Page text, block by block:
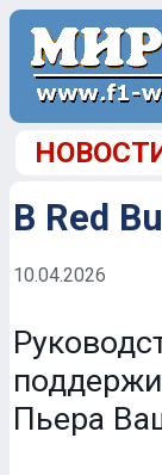
В Red
10.04.2026
Пьера